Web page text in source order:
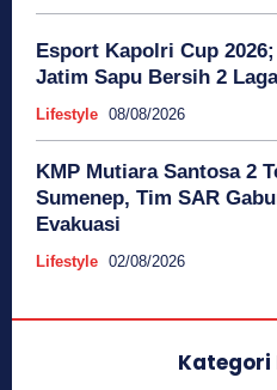
Esport Kapolri Cup
Jatim Sapu Bersih 2
Lifestyle 08/08/2026
KMP Mutiara Santosa 2
Sumenep, Tim SAR
Evakuasi
Lifestyle 02/08/2026
Kategori